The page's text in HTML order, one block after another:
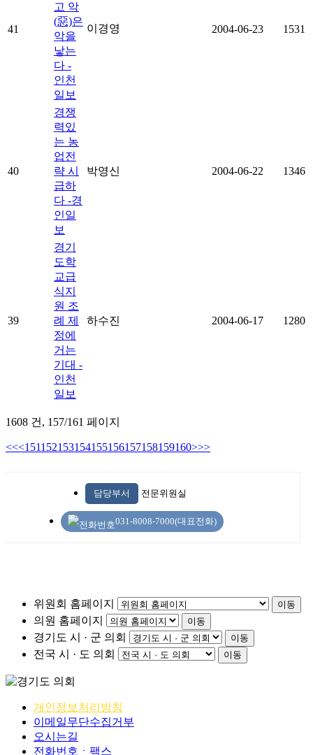
41
고 악
(惡)은
악을
낳는
다 -
인천
일보
이경영 2004-06-23 1531
40
경쟁
력있
는 농
업전
략 시
급하
다 -경
인일
보
박영신 2004-06-22 1346
39
경기
도학
교급
식지
원 조
례 제
정에
거는
기대 -
인천
일보
하수진 2004-06-17 1280
1608 건, 157/161 페이지
<<<151152153154155156157158159160>>>
담당부서 전문위원실
031-8008-7000(대표전화)
위원회 홈페이지 이동
의원 홈페이지 이동
경기도 시 · 군 의회 이동
전국 시 · 도 의회 이동
개인정보처리방침
이메일무단수집거부
오시는길
전화번호ㆍ팩스